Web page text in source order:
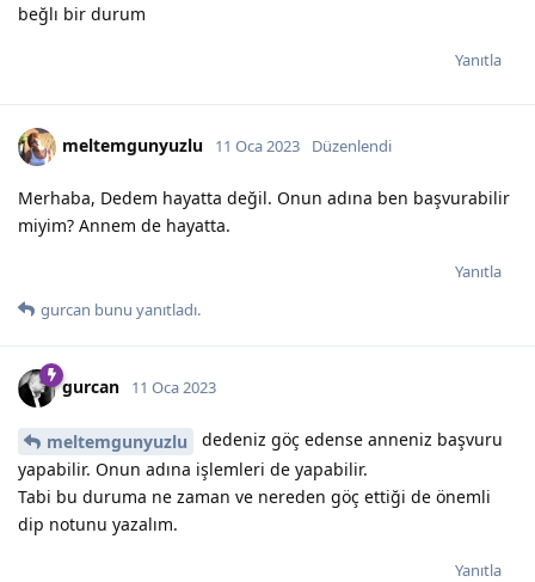
beğlı bir durum
Yanıtla
meltemgunyuzlu 11 Oca 2023 Düzenlendi
Merhaba, Dedem hayatta değil. Onun adına ben başvurabilir
miyim? Annem de hayatta.
Yanıtla
gurcan bunu yanıtladı.
gurcan 11 Oca 2023
meltemgunyuzlu
dedeniz göç edense anneniz başvuru
yapabilir. Onun adına işlemleri de yapabilir.
Tabi bu duruma ne zaman ve nereden göç ettiği de önemli
dip notunu yazalım.
Yanıtla